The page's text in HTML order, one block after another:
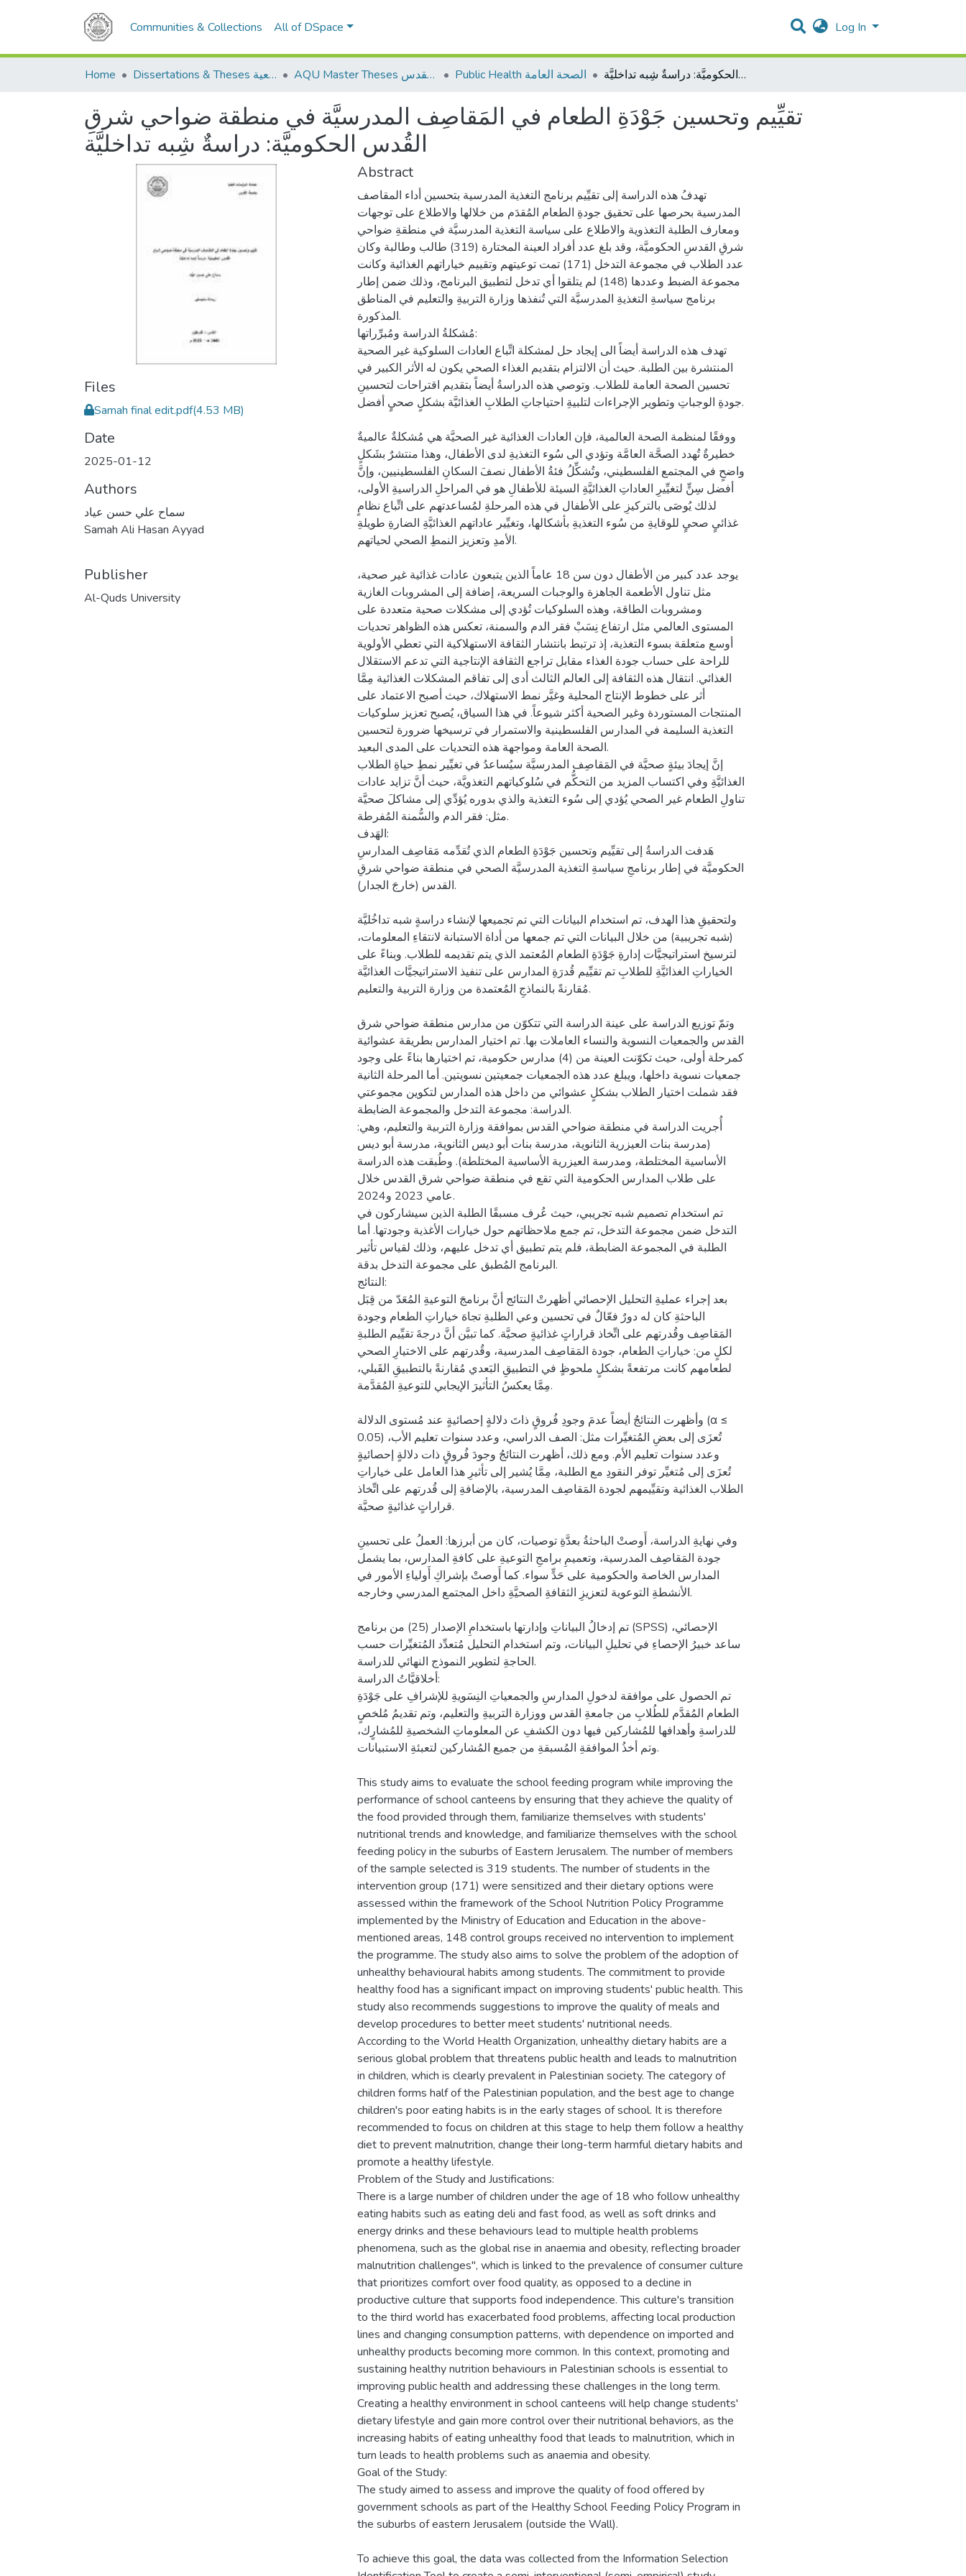
Communities & Collections All of DSpace Log In
Home Dissertations & Theses الرسائل الجامعية AQU Master Theses الرسائل الجامعية الخاصة بجامعة القدس Public Health الصحة العامة تقيِّيم وتحسين جَوْدَةِ الطعام في المَقاصِف المدرسيَّة في منطقة ضواحي شرقِ القُدس الحكوميَّة: دراسةٌ شِبه تداخليَّة
تقيِّيم وتحسين جَوْدَةِ الطعام في المَقاصِف المدرسيَّة في منطقة ضواحي شرقِ
القُدس الحكوميَّة: دراسةٌ شِبه تداخليَّة
Files
Samah final edit.pdf(4.53 MB)
Date
2025-01-12
Authors
سماح علي حسن عياد
Samah Ali Hasan Ayyad
Publisher
Al-Quds University
Abstract
تهدفُ هذه الدراسة إلى تقيِّيم برنامج التغذية المدرسية بتحسين أداء المقاصف
المدرسية بحرصها على تحقيق جودةِ الطعام المُقدَم من خلالها والاطلاع على توجهات
ومعارف الطلبة التغذوية والاطلاع على سياسة التغذية المدرسيَّة في منطقةِ ضواحي
شرقِ القدسِ الحكوميَّة، وقد بلغ عدد أفراد العينة المختارة (319) طالب وطالبة وكان
عدد الطلاب في مجموعة التدخل (171) تمت توعيتهم وتقييم خياراتهم الغذائية وكانت
مجموعة الضبط وعددها (148) لم يتلقوا أي تدخل لتطبيق البرنامج، وذلك ضمن إطار
برنامج سياسةِ التغذيةِ المدرسيَّة التي تُنفذها وزارة التربيةِ والتعليم في المناطق
المذكورة.
مُشكلةُ الدراسة ومُبرِّراتها:
تهدف هذه الدراسة أيضاً الى إيجاد حل لمشكلة اتِّباع العادات السلوكية غير الصحية
المنتشرة بين الطلبة. حيث أن الالتزام بتقديم الغذاء الصحي يكون له الأثر الكبير في
تحسين الصحة العامة للطلاب. وتوصي هذه الدراسةُ أيضاً بتقديم اقتراحات لتحسينِ
جودةِ الوجباتِ وتطوير الإجراءات لتلبيةِ احتياجاتِ الطلابِ الغذائيَّة بشكلٍ صحيٍ أفضل.
ووفقًا لمنظمة الصحة العالمية، فإن العادات الغذائية غير الصحيَّة هي مُشكلةٌ عالميةٌ
خطيرةٌ تُهدد الصحَّة العامَّة وتؤدي الى سُوء التغذيةِ لدى الأطفال، وهذا منتشرٌ بشَكلٍ
واضحٍ في المجتمع الفلسطيني، وتُشكِّلُ فئةُ الأطفال نصفَ السكانِ الفلسطينيين، وإنَّ
أفضل سِنٍّ لتغيِّيرِ العاداتِ الغذائيَّةِ السيئة للأطفالِ هو في المراحلِ الدراسيةِ الأولى،
لذلك يُوصَى بالتركيزِ على الأطفال في هذه المرحلةِ لمُساعدتهم على اتِّباع نظامٍ
غذائيٍ صحيٍ للوقايةِ من سُوء التغذيةِ بأشكالها، وتغيِّير عاداتهم الغذائيَّةِ الضارةِ طويلةِ
الأمدِ وتعزيز النمطِ الصحي لحياتهم.
يوجد عدد كبير من الأطفال دون سن 18 عاماً الذين يتبعون عادات غذائية غير صحية،
مثل تناول الأطعمة الجاهزة والوجبات السريعة، إضافة إلى المشروبات الغازية
ومشروبات الطاقة، وهذه السلوكيات تُؤدي إلى مشكلات صحية متعددة على
المستوى العالمي مثل ارتفاع نِسَبْ فقر الدم والسمنة، تعكس هذه الظواهر تحديات
أوسع متعلقة بسوء التغذية، إذ ترتبط بانتشار الثقافة الاستهلاكية التي تعطي الأولوية
للراحة على حساب جودة الغذاء مقابل تراجع الثقافة الإنتاجية التي تدعم الاستقلال
الغذائي. انتقال هذه الثقافة إلى العالم الثالث أدى إلى تفاقم المشكلات الغذائية مِمَّا
أثر على خطوط الإنتاج المحلية وغيَّر نمط الاستهلاك، حيث أصبح الاعتماد على
المنتجات المستوردة وغير الصحية أكثر شيوعاً. في هذا السياق، يُصبح تعزيز سلوكيات
التغذية السليمة في المدارس الفلسطينية والاستمرار في ترسيخها ضرورة لتحسين
الصحة العامة ومواجهة هذه التحديات على المدى البعيد.
إنَّ إيجادَ بيئةٍ صحيَّة في المَقاصِف المدرسيَّة سيُساعدُ في تغيِّير نمطِ حياةِ الطلاب
الغذائيَّةِ وفي اكتساب المزيد من التحكُّم في سُلوكياتهم التغذويَّة، حيث أنَّ تزايد عادات
تناولِ الطعام غير الصحي يُؤدي إلى سُوء التغذية والذي بدوره يُؤدِّي إلى مشاكلَ صحيَّة
مثل: فقر الدم والسُّمنة المُفرطة.
الهَدف:
هَدفت الدراسةُ إلى تقيِّيم وتحسين جَوْدَةِ الطعام الذي تُقدِّمه مَقاصِف المدارسِ
الحكوميَّة في إطار برنامجِ سياسةِ التغذية المدرسيَّة الصحي في منطقة ضواحي شرقِ
القدس (خارجَ الجدار).
ولتحقيقِ هذا الهدف، تم استخدام البيانات التي تم تجميعها لإنشاء دراسةٍ شبه تداخُليَّة
(شبه تجريبية) من خلال البيانات التي تم جمعها من أداة الاستبانة لانتقاءِ المعلومات،
لترسيخ استراتيجيَّات إدارةِ جَوْدَةِ الطعام المُعتمد الذي يتم تقديمه للطلاب. وبناءً على
الخياراتِ الغذائيَّةِ للطلابِ تم تقيِّيم قُدرَةِ المدارس على تنفيذ الاستراتيجيَّات الغذائيَّة
مُقارنةً بالنماذجِ المُعتمدة من وزارة التربية والتعليم.
وتمّ توزيع الدراسة على عينة الدراسة التي تتكوّن من مدارس منطقة ضواحي شرق
القدس والجمعيات النسوية والنساء العاملات بها. تم اختيار المدارس بطريقة عشوائية
كمرحلة أولى، حيث تكوّنت العينة من (4) مدارس حكومية، تم اختيارها بناءً على وجود
جمعيات نسوية داخلها، ويبلغ عدد هذه الجمعيات جمعيتين نسويتين. أما المرحلة الثانية
فقد شملت اختيار الطلاب بشكلٍ عشوائي من داخل هذه المدارس لتكوين مجموعتي
الدراسة: مجموعة التدخل والمجموعة الضابطة.
أُجريت الدراسة في منطقة ضواحي القدس بموافقة وزارة التربية والتعليم، وهي:
(مدرسة بنات العيزرية الثانوية، مدرسة بنات أبو ديس الثانوية، مدرسة أبو ديس
الأساسية المختلطة، ومدرسة العيزرية الأساسية المختلطة). وطُبقت هذه الدراسة
على طلاب المدارس الحكومية التي تقع في منطقة ضواحي شرق القدس خلال
عامي 2023 و2024.
تم استخدام تصميم شبه تجريبي، حيث عُرف مسبقًا الطلبة الذين سيشاركون في
التدخل ضمن مجموعة التدخل، تم جمع ملاحظاتهم حول خيارات الأغذية وجودتها. أما
الطلبة في المجموعة الضابطة، فلم يتم تطبيق أي تدخل عليهم، وذلك لقياس تأثير
البرنامج المُطبق على مجموعة التدخل بدقة.
النتائج:
بعد إجراء عمليةِ التحليل الإحصائي أظهرتْ النتائج أنَّ برنامجَ التوعيةِ المُعَدّ من قِبَل
الباحثةِ كان له دورٌ فعّالٌ في تحسين وعي الطلبةِ تجاهَ خياراتِ الطعام وجودة
المَقاصِف وقُدرتهم على اتِّخاذ قراراتٍ غذائيةٍ صحيَّة. كما تبيَّن أنَّ درجةَ تقيِّيم الطلبةِ
لكلٍ من: خياراتِ الطعام، جودة المَقاصِف المدرسية، وقُدرتهم على الاختيارِ الصحي
لطعامهم كانت مرتفعةً بشكلٍ ملحوظٍ في التطبيقِ البَعدي مُقارنةً بالتطبيقِ القَبلي،
مِمَّا يعكسُ التأثيرَ الإيجابي للتوعيةِ المُقدَّمة.
وأظهرت النتائجُ أيضاً عدمَ وجودِ فُروقٍ ذاتَ دلالةٍ إحصائيةٍ عند مُستوى الدلالة (α ≤
0.05) تُعزَى إلى بعضِ المُتغيِّرات مثل: الصف الدراسي، وعدد سنوات تعليم الأب،
وعدد سنوات تعليم الأم. ومع ذلك، أظهرت النتائجُ وجودَ فُروقٍ ذات دلالةٍ إحصائيةٍ
تُعزَى إلى مُتغيِّر توفر النقودِ مع الطلبة، مِمَّا يُشير إلى تأثيرِ هذا العامل على خياراتِ
الطلاب الغذائية وتقيِّيمهم لجودة المَقاصِف المدرسية، بالإضافةِ إلى قُدرتهم على اتِّخاذ
قراراتٍ غذائيةٍ صحيَّة.
وفي نهايةِ الدراسة، أَوصتْ الباحثةُ بعدَّةِ توصيات، كان من أبرزها: العملُ على تحسينِ
جودة المَقاصِف المدرسية، وتعميمِ برامجِ التوعيةِ على كافةِ المدارس، بما يشمل
المدارس الخاصة والحكومية على حَدٍّ سواء. كما أَوصتْ بإشراكِ أَولياءِ الأمور في
الأنشطةِ التوعوية لتعزيزِ الثقافةِ الصحيَّةِ داخل المجتمع المدرسي وخارجه.
تم إدخالُ البياناتِ وإدارتها باستخدامِ الإصدار (25) من برنامج (SPSS) الإحصائي،
ساعد خبيرُ الإحصاءِ في تحليلِ البيانات، وتم استخدام التحليل مُتعدِّد المُتغيِّرات حسب
الحاجةِ لتطوير النموذج النهائي للدراسة.
أخلاقيَّاتُ الدراسة:
تم الحصول على موافقة لدخولِ المدارسِ والجمعياتِ النِسَويةِ للإشرافِ على جَوْدَةِ
الطعام المُقدَّم للطُلابِ من جامعةِ القدس ووزارة التربيةِ والتعليم، وتم تقديمُ مُلخصٍ
للدراسةِ وأهدافها للمُشاركين فيها دون الكشفِ عن المعلوماتِ الشخصيةِ للمُشارٍك،
This study aims to evaluate the school feeding program while improving the
performance of school canteens by ensuring that they achieve the quality of
the food provided through them, familiarize themselves with students'
nutritional trends and knowledge, and familiarize themselves with the school
feeding policy in the suburbs of Eastern Jerusalem. The number of members
of the sample selected is 319 students. The number of students in the
intervention group (171) were sensitized and their dietary options were
assessed within the framework of the School Nutrition Policy Programme
implemented by the Ministry of Education and Education in the above-
mentioned areas, 148 control groups received no intervention to implement
the programme. The study also aims to solve the problem of the adoption of
unhealthy behavioural habits among students. The commitment to provide
healthy food has a significant impact on improving students' public health. This
study also recommends suggestions to improve the quality of meals and
develop procedures to better meet students' nutritional needs.
According to the World Health Organization, unhealthy dietary habits are a
serious global problem that threatens public health and leads to malnutrition
in children, which is clearly prevalent in Palestinian society. The category of
children forms half of the Palestinian population, and the best age to change
children's poor eating habits is in the early stages of school. It is therefore
recommended to focus on children at this stage to help them follow a healthy
diet to prevent malnutrition, change their long-term harmful dietary habits and
promote a healthy lifestyle.
Problem of the Study and Justifications:
There is a large number of children under the age of 18 who follow unhealthy
eating habits such as eating deli and fast food, as well as soft drinks and
energy drinks and these behaviours lead to multiple health problems
phenomena, such as the global rise in anaemia and obesity, reflecting broader
malnutrition challenges", which is linked to the prevalence of consumer culture
that prioritizes comfort over food quality, as opposed to a decline in
productive culture that supports food independence. This culture's transition
to the third world has exacerbated food problems, affecting local production
lines and changing consumption patterns, with dependence on imported and
unhealthy products becoming more common. In this context, promoting and
sustaining healthy nutrition behaviours in Palestinian schools is essential to
improving public health and addressing these challenges in the long term.
Creating a healthy environment in school canteens will help change students'
dietary lifestyle and gain more control over their nutritional behaviors, as the
increasing habits of eating unhealthy food that leads to malnutrition, which in
turn leads to health problems such as anaemia and obesity.
Goal of the Study:
The study aimed to assess and improve the quality of food offered by
government schools as part of the Healthy School Feeding Policy Program in
the suburbs of eastern Jerusalem (outside the Wall).
To achieve this goal, the data was collected from the Information Selection